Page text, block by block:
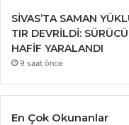
SİVAS’TA SAMAN
TIR DEVRİLDİ: SÜRÜCÜ
HAFİF YARALANDI
9 saat önce
En Çok Okunanlar